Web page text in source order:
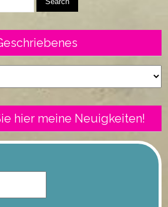
hier meine Neuigkeiten!